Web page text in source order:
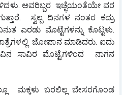
ಅವರಿಬ್ಬರ  ಇಚ್ಛೆಯಂತೆಯೇ ವರ
ಸ್ವಲ್ಪ ದಿನಗಳ ನಂತರ ಕದ್ರು
ಎರಡು ಮೊಟ್ಟೆಗಳನ್ನು ಕೊಟ್ಟಳು.
ಜೋಪಾನ ಮಾಡಿದರು. ಐದು
ಮೊಟ್ಟೆಗಳಿಂದ ‌ ನಾಗನ
ಮಕ್ಕಳು ಬರಲಿಲ್ಲ ಬೇಸರಗೊಂಡ